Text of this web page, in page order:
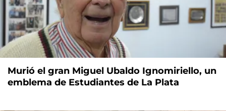
Murió el gran Miguel Ubaldo Ignomiriello, un
emblema de Estudiantes de La Plata